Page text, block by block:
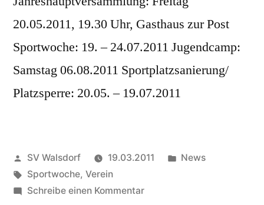
20.05.2011, 19.30 Uhr, Gasthaus zur Post
Sportwoche: 19. – 24.07.2011 Jugendcamp:
Samstag 06.08.2011 Sportplatzsanierung/
Platzsperre: 20.05. – 19.07.2011
Veröffentlicht
von
SV Walsdorf 19.03.2011
Veröffentlicht
News
Schlagwörter:
Sportwoche, Verein
Schreibe einen Kommentarzu